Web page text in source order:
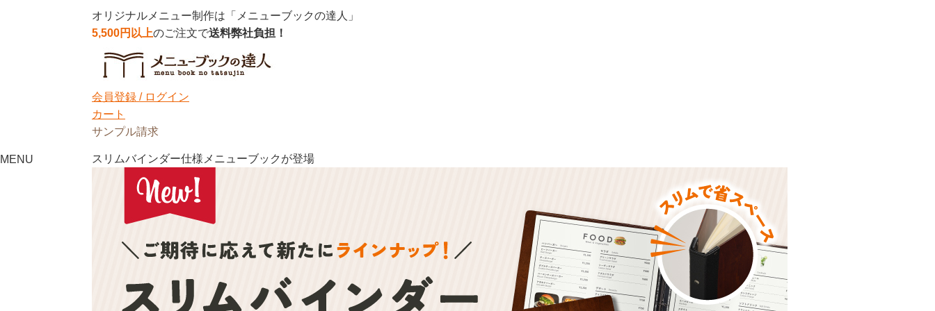
オリジナルメニュー制作は「メニューブックの達人」
5,500円以上のご注文で送料弊社負担！
会員登録 / ログイン
カート
サンプル請求
MENU スリムバインダー仕様メニューブックが登場